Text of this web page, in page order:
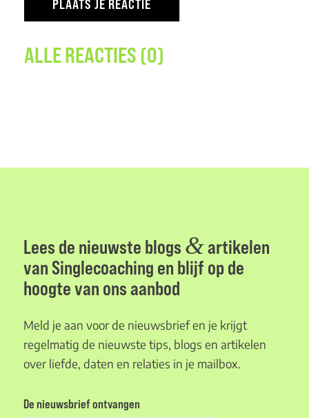
ALLE REACTIES (0)
Lees de nieuwste blogs &artikelen
van Singlecoaching en blijf op de
hoogte van ons aanbod
Meld je aan voor de nieuwsbrief en je krijgt
regelmatig de nieuwste tips, blogs en artikelen
over liefde, daten en relaties in je mailbox.
De nieuwsbrief ontvangen